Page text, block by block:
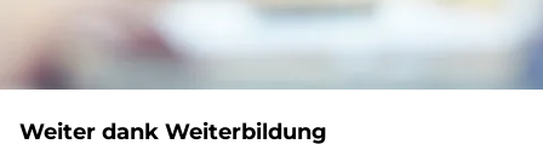
Weiter dank Weiterbildung